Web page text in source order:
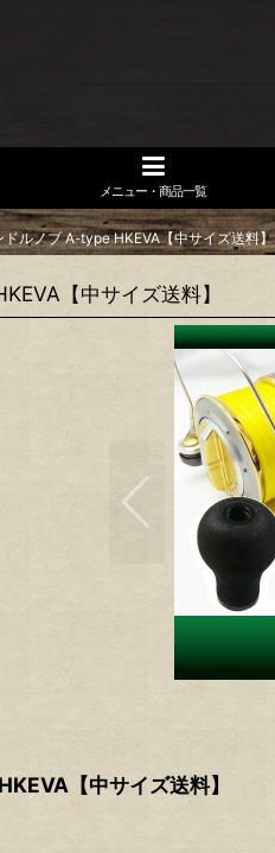
メニュー・商品一覧
ルノブ A-type HKEVA【中サイズ送料】
【中サイズ送料】
【中サイズ送料】